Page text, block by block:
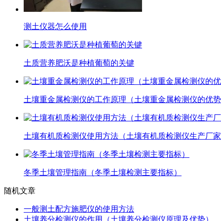
测土仪器怎么使用
土质营养肥沃是种植葡萄的关键
土壤重金属检测仪的工作原理（​土壤重金属检测仪的优
土壤有机质检测仪使用方法（土壤有机质检测仪生产厂
冬季土壤管理指南（冬季土壤检测主要指标）
随机文章
一般测土配方施肥仪的使用方法
土壤养分检测仪的作用（土壤养分检测仪原理及优势）